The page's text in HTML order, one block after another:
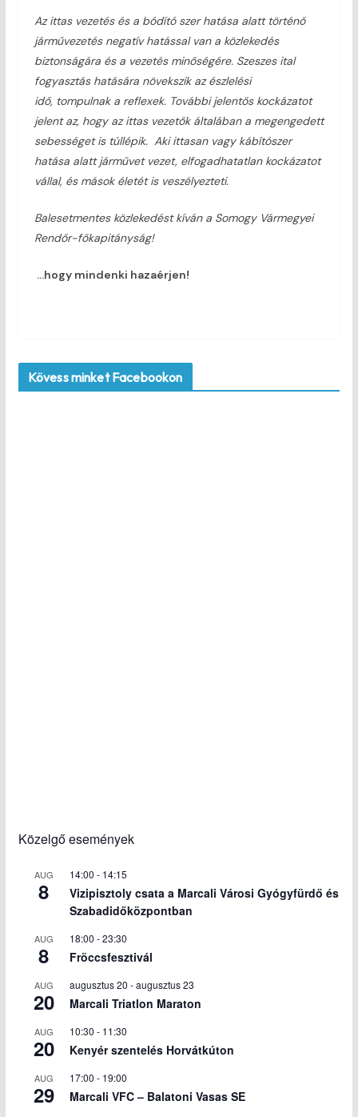
Az ittas vezetés és a bódító szer hatása alatt történő
járművezetés negatív hatással van a közlekedés
biztonságára és a vezetés minőségére. Szeszes ital
fogyasztás hatására növekszik az észlelési
idő, tompulnak a reflexek. További jelentős kockázatot
jelent az, hogy az ittas vezetők általában a megengedett
sebességet is túllépik. Aki ittasan vagy kábítószer
hatása alatt járművet vezet, elfogadhatatlan kockázatot
vállal, és mások életét is veszélyezteti.
Balesetmentes közlekedést kíván a Somogy Vármegyei
Rendőr-főkapitányság!
…hogy mindenki hazaérjen!
Kövess minket Facebookon
Közelgő események
AUG
8
14:00 - 14:15
Vizipisztoly csata a Marcali Városi Gyógyfürdő és
Szabadidőközpontban
AUG
8
18:00 -23:30
Fröccsfesztivál
AUG
20
augusztus 20 -augusztus 23
Marcali Triatlon Maraton
AUG
20
10:30 - 11:30
Kenyér szentelés Horvátkúton
AUG
29
17:00 - 19:00
Marcali VFC – Balatoni Vasas SE